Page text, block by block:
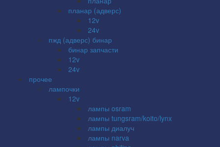
планар (адверс)
12v
24v
пжд (адверс) бинар
бинар запчасти
12v
24v
прочее
лампочки
12v
лампы osram
лампы tungsram/koito/lynx
лампы диалуч
лампы narva